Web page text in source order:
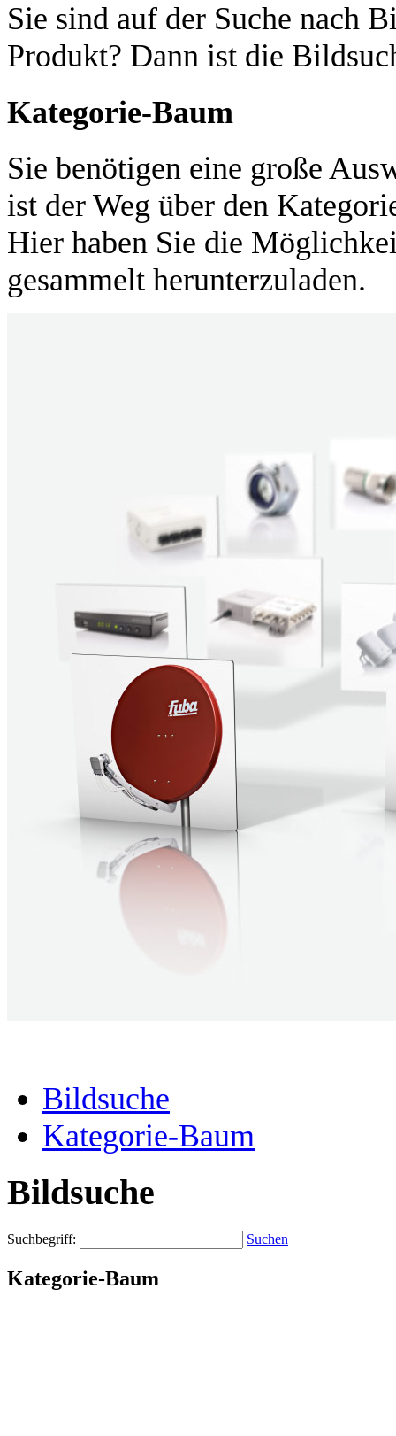
Sie sind auf der Suche nach
Produkt? Dann ist die
Kategorie-Baum
Sie benötigen eine große
ist der Weg über den
Hier haben Sie die
gesammelt herunterzuladen.
Bildsuche
Kategorie-Baum
Bildsuche
Suchbegriff: Suchen
Kategorie-Baum